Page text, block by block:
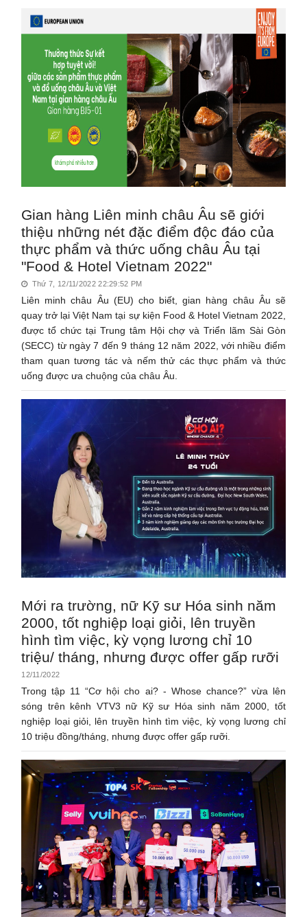
Gian hàng Liên minh châu Âu sẽ giới
thiệu những nét đặc điểm độc đáo của
thực phẩm và thức uống châu Âu tại
"Food & Hotel Vietnam 2022"
Thứ 7, 12/11/2022 22:29:52 PM
Liên minh châu Âu (EU) cho biết, gian hàng châu Âu sẽ
quay trở lại Việt Nam tại sự kiện Food & Hotel Vietnam 2022,
được tổ chức tại Trung tâm Hội chợ và Triển lãm Sài Gòn
(SECC) từ ngày 7 đến 9 tháng 12 năm 2022, với nhiều điểm
tham quan tương tác và nếm thử các thực phẩm và thức
uống được ưa chuộng của châu Âu.
Mới ra trường, nữ Kỹ sư Hóa sinh năm
2000, tốt nghiệp loại giỏi, lên truyền
hình tìm việc, kỳ vọng lương chỉ 10
triệu/ tháng, nhưng được offer gấp rưỡi
12/11/2022
Trong tập 11 “Cơ hội cho ai? - Whose chance?” vừa lên
sóng trên kênh VTV3 nữ Kỹ sư Hóa sinh năm 2000, tốt
nghiệp loại giỏi, lên truyền hình tìm việc, kỳ vọng lương chỉ
10 triệu đồng/tháng, nhưng được offer gấp rưỡi.